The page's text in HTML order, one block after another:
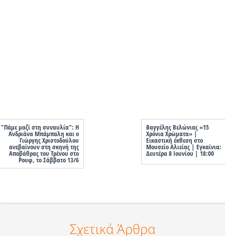
"Πάμε μαζί στη συναυλία": Η
Ανδριάνα Μπάμπαλη και ο
Γιώργης Χριστοδούλου
ανεβαίνουν στη σκηνή της
Αποβάθρας του Τρένου στο
Ρουφ, το Σάββατο 13/6
Βαγγέλης Βελώνιας «15
Χρόνια Χρώματα» |
Εικαστική έκθεση στο
Μουσείο Αλιείας | Εγκαίνια:
Δευτέρα 8 Ιουνίου | 18:00
Σχετικά Άρθρα